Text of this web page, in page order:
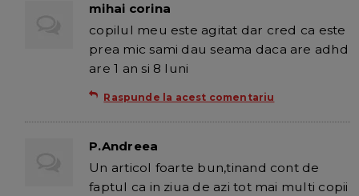
mihai corina
copilul meu este agitat dar cred ca este
prea mic sami dau seama daca are adhd
are 1 an si 8 luni
Raspunde la acest comentariu
P.Andreea
Un articol foarte bun,tinand cont de
faptul ca in ziua de azi tot mai multi copii